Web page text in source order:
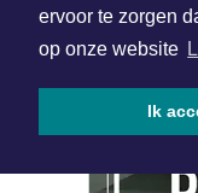
ervoor te zorgen
op onze website
Ik